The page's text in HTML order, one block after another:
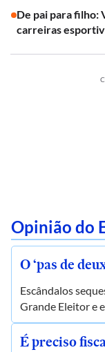
De pai para filho:
carreiras
Opinião do
O ‘pas de
Escândalos
Grande Eleitor e
É preciso